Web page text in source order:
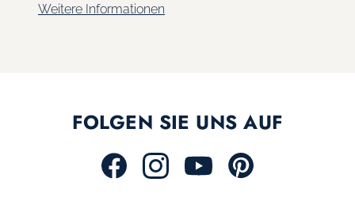
Weitere Informationen
FOLGEN SIE UNS AUF